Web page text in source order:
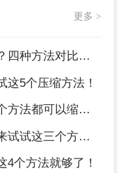
更多 >
对比，一看就懂！
这5个压缩方法！
都可以缩小！
这三个方法！
4个方法就够了！